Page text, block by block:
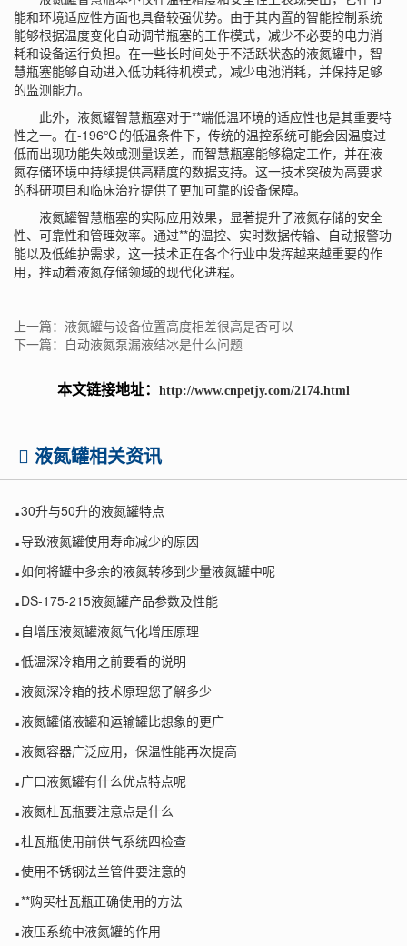
能和环境适应性方面也具备较强优势。由于其内置的智能控制系统
能够根据温度变化自动调节瓶塞的工作模式，减少不必要的电力消
耗和设备运行负担。在一些长时间处于不活跃状态的液氮罐中，智
慧瓶塞能够自动进入低功耗待机模式，减少电池消耗，并保持足够
的监测能力。
此外，液氮罐智慧瓶塞对于**端低温环境的适应性也是其重要特
性之一。在-196℃的低温条件下，传统的温控系统可能会因温度过
低而出现功能失效或测量误差，而智慧瓶塞能够稳定工作，并在液
氮存储环境中持续提供高精度的数据支持。这一技术突破为高要求
的科研项目和临床治疗提供了更加可靠的设备保障。
液氮罐智慧瓶塞的实际应用效果，显著提升了液氮存储的安全
性、可靠性和管理效率。通过**的温控、实时数据传输、自动报警功
能以及低维护需求，这一技术正在各个行业中发挥越来越重要的作
用，推动着液氮存储领域的现代化进程。
上一篇：液氮罐与设备位置高度相差很高是否可以
下一篇：自动液氮泵漏液结冰是什么问题
本文链接地址： http://www.cnpetjy.com/2174.html
液氮罐相关资讯
.30升与50升的液氮罐特点
.导致液氮罐使用寿命减少的原因
.如何将罐中多余的液氮转移到少量液氮罐中呢
.DS-175-215液氮罐产品参数及性能
. 自增压液氮罐液氮气化增压原理
.低温深冷箱用之前要看的说明
.液氮深冷箱的技术原理您了解多少
.液氮罐储液罐和运输罐比想象的更广
.液氮容器广泛应用，保温性能再次提高
.广口液氮罐有什么优点特点呢
.液氮杜瓦瓶要注意点是什么
.杜瓦瓶使用前供气系统四检查
.使用不锈钢法兰管件要注意的
.**购买杜瓦瓶正确使用的方法
.液压系统中液氮罐的作用